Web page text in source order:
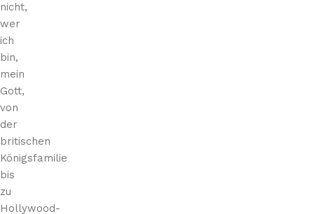
nicht,
wer
ich
bin,
mein
Gott,
von
der
britischen
Königsfamilie
bis
zu
Hollywood-